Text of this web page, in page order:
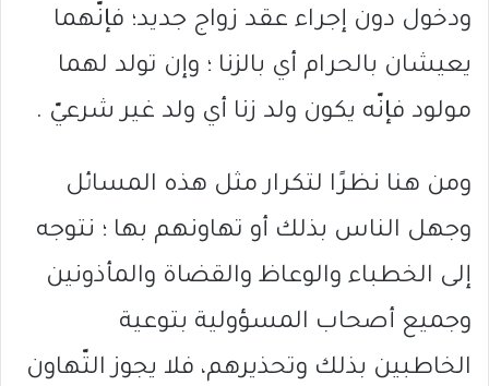
ودخول دون إجراء عقد زواج جديد؛ فإنّهما
يعيشان بالحرام أي بالزنا ؛ وإن تولد لهما
مولود فإنّه يكون ولد زنا أي ولد غير شرعيّ .
ومن هنا نظرًا لتكرار مثل هذه المسائل
وجهل الناس بذلك أو تهاونهم بها ؛ نتوجه
إلى الخطباء والوعاظ والقضاة والمأذونين
وجميع أصحاب المسؤولية بتوعية
الخاطبين بذلك وتحذيرهم، فلا يجوز التّهاون